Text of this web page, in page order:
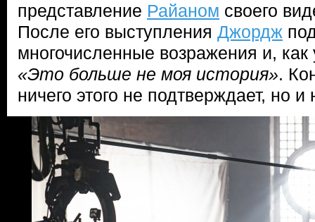
представление Райаном своего
После его выступления Джордж
многочисленные возражения и, как
«Это больше не моя история».
ничего этого не подтверждает, но и